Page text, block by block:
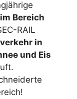
Bereich
RAIL
in
und Eis